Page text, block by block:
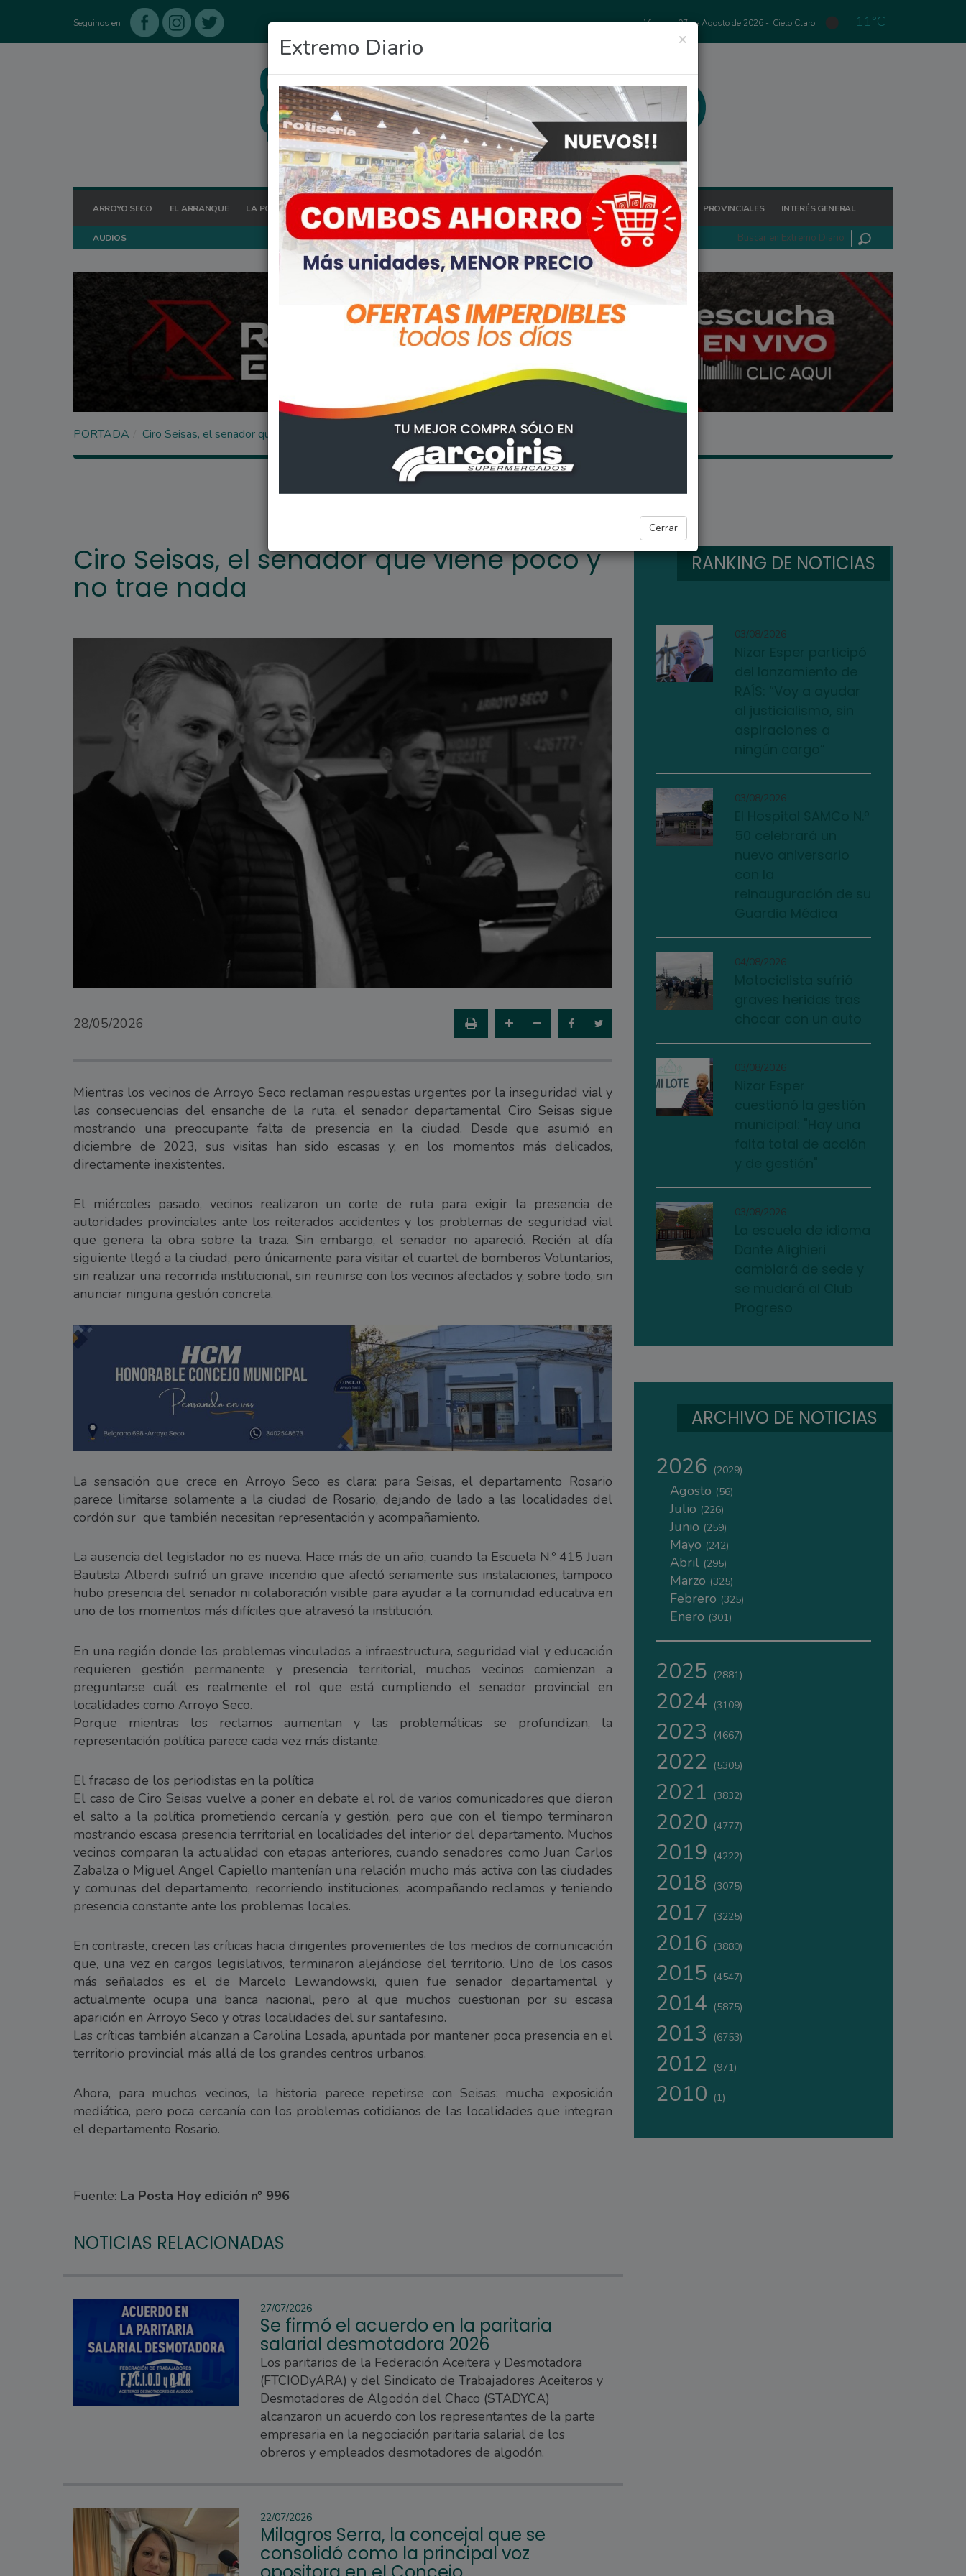
Seguinos en Viernes, 07 de Agosto de 2026 - Cielo Claro 11°C
ARROYO SECO EL ARRANQUE LA POSTA HOY OCIO DEPORTES FIGHIERA GENERAL LAGOS POLICIALES REGIONALES PROVINCIALES INTERÉS GENERAL
AUDIOS
×
Extremo Diario
Cerrar
PORTADA Ciro Seisas, el senador que viene poco y no trae nada
LA POSTA HOY
Ciro Seisas, el senador que viene poco y
no trae nada
28/05/2026
Mientras los vecinos de Arroyo Seco reclaman respuestas urgentes por la inseguridad vial y
las consecuencias del ensanche de la ruta, el senador departamental Ciro Seisas sigue
mostrando una preocupante falta de presencia en la ciudad. Desde que asumió en
diciembre de 2023, sus visitas han sido escasas y, en los momentos más delicados,
directamente inexistentes.
El miércoles pasado, vecinos realizaron un corte de ruta para exigir la presencia de
autoridades provinciales ante los reiterados accidentes y los problemas de seguridad vial
que genera la obra sobre la traza. Sin embargo, el senador no apareció. Recién al día
siguiente llegó a la ciudad, pero únicamente para visitar el cuartel de bomberos Voluntarios,
sin realizar una recorrida institucional, sin reunirse con los vecinos afectados y, sobre todo, sin
anunciar ninguna gestión concreta.
La sensación que crece en Arroyo Seco es clara: para Seisas, el departamento Rosario
parece limitarse solamente a la ciudad de Rosario, dejando de lado a las localidades del
cordón sur que también necesitan representación y acompañamiento.
La ausencia del legislador no es nueva. Hace más de un año, cuando la Escuela N.º 415 Juan
Bautista Alberdi sufrió un grave incendio que afectó seriamente sus instalaciones, tampoco
hubo presencia del senador ni colaboración visible para ayudar a la comunidad educativa en
uno de los momentos más difíciles que atravesó la institución.
En una región donde los problemas vinculados a infraestructura, seguridad vial y educación
requieren gestión permanente y presencia territorial, muchos vecinos comienzan a
preguntarse cuál es realmente el rol que está cumpliendo el senador provincial en
localidades como Arroyo Seco.
Porque mientras los reclamos aumentan y las problemáticas se profundizan, la
representación política parece cada vez más distante.
El fracaso de los periodistas en la política
El caso de Ciro Seisas vuelve a poner en debate el rol de varios comunicadores que dieron
el salto a la política prometiendo cercanía y gestión, pero que con el tiempo terminaron
mostrando escasa presencia territorial en localidades del interior del departamento. Muchos
vecinos comparan la actualidad con etapas anteriores, cuando senadores como Juan Carlos
Zabalza o Miguel Angel Capiello mantenían una relación mucho más activa con las ciudades
y comunas del departamento, recorriendo instituciones, acompañando reclamos y teniendo
presencia constante ante los problemas locales.
En contraste, crecen las críticas hacia dirigentes provenientes de los medios de comunicación
que, una vez en cargos legislativos, terminaron alejándose del territorio. Uno de los casos
más señalados es el de Marcelo Lewandowski, quien fue senador departamental y
actualmente ocupa una banca nacional, pero al que muchos cuestionan por su escasa
aparición en Arroyo Seco y otras localidades del sur santafesino.
Las críticas también alcanzan a Carolina Losada, apuntada por mantener poca presencia en el
territorio provincial más allá de los grandes centros urbanos.
Ahora, para muchos vecinos, la historia parece repetirse con Seisas: mucha exposición
mediática, pero poca cercanía con los problemas cotidianos de las localidades que integran
el departamento Rosario.
Fuente: La Posta Hoy edición n° 996
NOTICIAS RELACIONADAS
27/07/2026
Se firmó el acuerdo en la paritaria
salarial desmotadora 2026
Los paritarios de la Federación Aceitera y Desmotadora
(FTCIODyARA) y del Sindicato de Trabajadores Aceiteros y
Desmotadores de Algodón del Chaco (STADYCA)
alcanzaron un acuerdo con los representantes de la parte
empresaria en la negociación paritaria salarial de los
obreros y empleados desmotadores de algodón.
22/07/2026
Milagros Serra, la concejal que se
consolidó como la principal voz
RANKING DE NOTICIAS
03/08/2026
03/08/2026
04/08/2026
03/08/2026
03/08/2026
ARCHIVO DE NOTICIAS
2026 (2029)
Agosto (56)
Julio (226)
Junio (259)
Mayo (242)
Abril (295)
Marzo (325)
Febrero (325)
Enero (301)
2025 (2881)
2024 (3109)
2023 (4667)
2022 (5305)
2021 (3832)
2020 (4777)
2019 (4222)
2018 (3075)
2017 (3225)
2016 (3880)
2015 (4547)
2014 (5875)
2013 (6753)
2012 (971)
2010 (1)